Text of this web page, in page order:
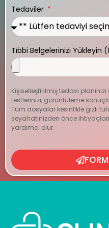
Tedaviler
Tıbbi Belgelerinizi Yükleyin
Kişiselleştirilmiş tedavi
testlerinizi, görüntüleme
Tüm dosyalar kesinlikle gizli
seyahatinizden önce
yardımcı olur.